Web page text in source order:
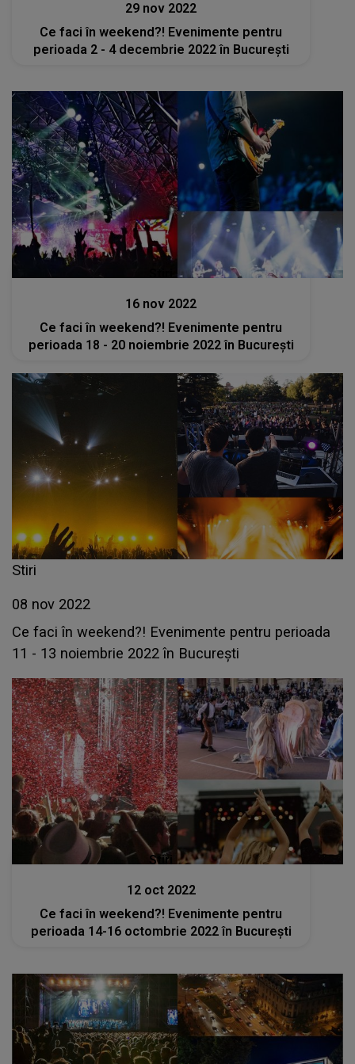
29 nov 2022
Ce faci în weekend?! Evenimente pentru
perioada 2 - 4 decembrie 2022 în București
16 nov 2022
Ce faci în weekend?! Evenimente pentru
perioada 18 - 20 noiembrie 2022 în București
Stiri
08 nov 2022
Ce faci în weekend?! Evenimente pentru perioada
11 - 13 noiembrie 2022 în București
Stiri
12 oct 2022
Ce faci în weekend?! Evenimente pentru
perioada 14-16 octombrie 2022 în București